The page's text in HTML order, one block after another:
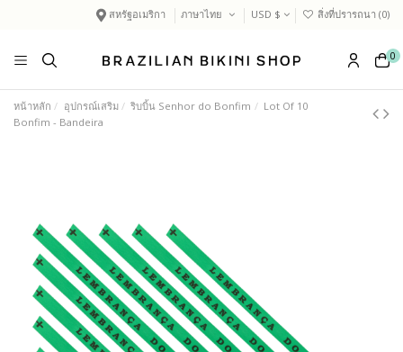
สหรัฐอเมริกา ภาษาไทย USD $ สิ่งที่ปรารถนา (0)
0
หน้าหลัก อุปกรณ์เสริม ริบบิ้น Senhor do Bonfim
Lot Of 10
Bonfim - Bandeira